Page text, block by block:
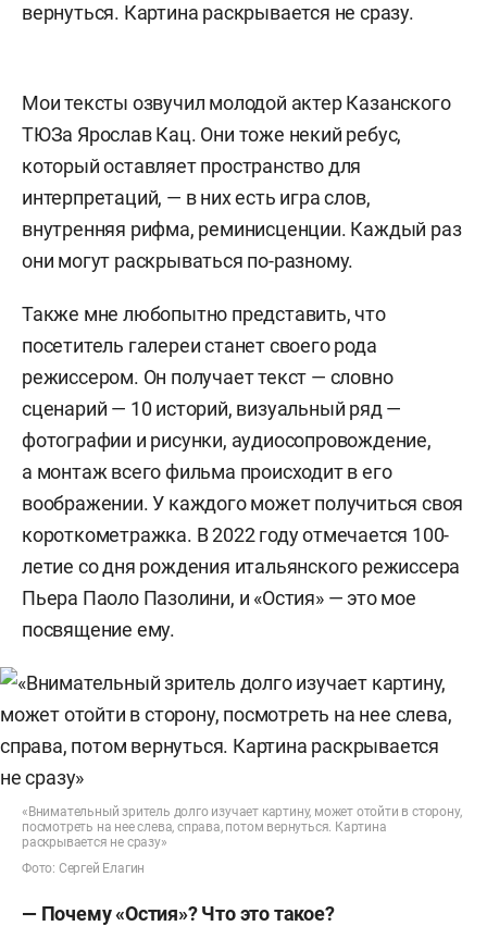
вернуться. Картина раскрывается не сразу.
Мои тексты озвучил молодой актер Казанского
ТЮЗа Ярослав Кац. Они тоже некий ребус,
который оставляет пространство для
интерпретаций, — в них есть игра слов,
внутренняя рифма, реминисценции. Каждый раз
они могут раскрываться по-разному.
Также мне любопытно представить, что
посетитель галереи станет своего рода
режиссером. Он получает текст — словно
сценарий — 10 историй, визуальный ряд —
фотографии и рисунки, аудиосопровождение,
а монтаж всего фильма происходит в его
воображении. У каждого может получиться своя
короткометражка. В 2022 году отмечается 100-
летие со дня рождения итальянского режиссера
Пьера Паоло Пазолини, и «Остия» — это мое
посвящение ему.
«Внимательный зритель долго изучает картину, может отойти в сторону,
посмотреть на нее слева, справа, потом вернуться. Картина
раскрывается не сразу»
Фото: Сергей Елагин
— Почему «Остия»?Что это такое?